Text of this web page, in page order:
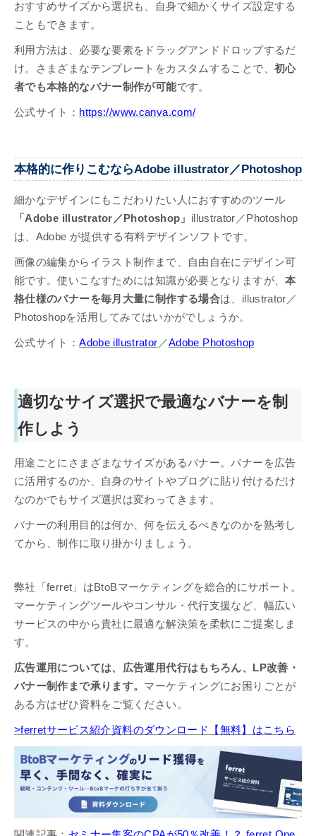
おすすめサイズから選択も、自身で細かくサイズ設定する
こともできます。
利用方法は、必要な要素をドラッグアンドドロップするだ
け。さまざまなテンプレートをカスタムすることで、 初心
者でも本格的なバナー制作が可能です。
公式サイト： https://www.canva.com/
本格的に作りこむならAdobe illustrator／Photoshop
細かなデザインにもこだわりたい人におすすめのツール
「Adobe illustrator／Photoshop」 illustrator／Photoshop
は、Adobe が提供する有料デザインソフトです。
画像の編集からイラスト制作まで、自由自在にデザイン可
能です。使いこなすためには知識が必要となりますが、本
格仕様のバナーを毎月大量に制作する場合は、illustrator／
Photoshopを活用してみてはいかがでしょうか。
公式サイト：Adobe illustrator ／Adobe Photoshop
適切なサイズ選択で最適なバナーを制
作しよう
用途ごとにさまざまなサイズがあるバナー。バナーを広告
に活用するのか、自身のサイトやブログに貼り付けるだけ
なのかでもサイズ選択は変わってきます。
バナーの利用目的は何か、何を伝えるべきなのかを熟考し
てから、制作に取り掛かりましょう。
弊社「ferret」はBtoBマーケティングを総合的にサポート。
マーケティングツールやコンサル・代行支援など、幅広い
サービスの中から貴社に最適な解決策を柔軟にご提案しま
す。
広告運用については、広告運用代行はもちろん、LP改善・
バナー制作まで承ります。 マーケティングにお困りごとが
ある方はぜひ資料をご覧ください。
>ferretサービス紹介資料のダウンロード【無料】はこちら